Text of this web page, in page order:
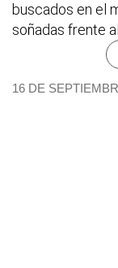
buscados en el
soñadas frente
16 DE